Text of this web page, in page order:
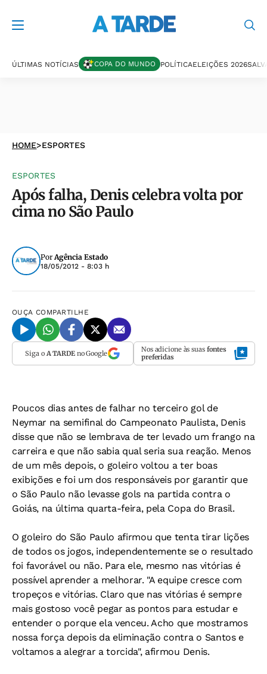
ÚLTIMAS NOTÍCIAS COPA DO MUNDO POLÍTICAELEIÇÕES 2026
HOME>ESPORTES
ESPORTES
Após falha, Denis celebra volta por
cima no São Paulo
PorAgência Estado
18/05/2012 - 8:03 h
OUÇA COMPARTILHE
Siga o A TARDEno Google Nos adicione às suas fontes
preferidas
Poucos dias antes de falhar no terceiro gol de
Neymar na semifinal do Campeonato Paulista, Denis
disse que não se lembrava de ter levado um frango na
carreira e que não sabia qual seria sua reação. Menos
de um mês depois, o goleiro voltou a ter boas
exibições e foi um dos responsáveis por garantir que
o São Paulo não levasse gols na partida contra o
Goiás, na última quarta-feira, pela Copa do Brasil.
O goleiro do São Paulo afirmou que tenta tirar lições
de todos os jogos, independentemente se o resultado
foi favorável ou não. Para ele, mesmo nas vitórias é
possível aprender a melhorar. "A equipe cresce com
tropeços e vitórias. Claro que nas vitórias é sempre
mais gostoso você pegar as pontos para estudar e
entender o porque ela venceu. Acho que mostramos
nossa força depois da eliminação contra o Santos e
voltamos a alegrar a torcida", afirmou Denis.